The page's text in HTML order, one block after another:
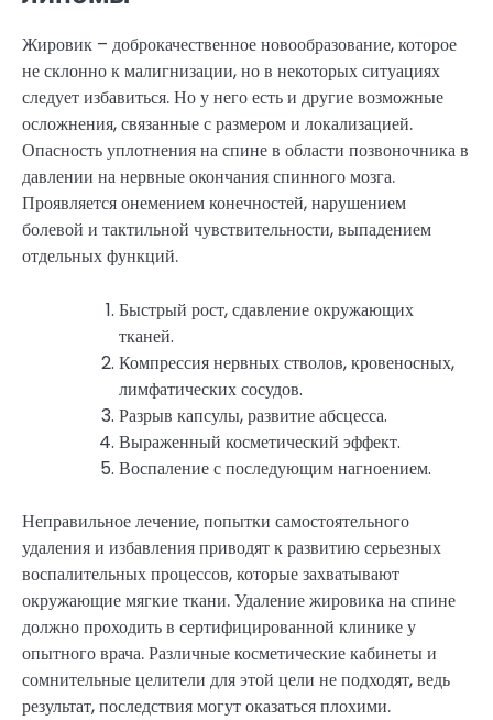
Жировик – доброкачественное новообразование, которое
не склонно к малигнизации, но в некоторых ситуациях
следует избавиться. Но у него есть и другие возможные
осложнения, связанные с размером и локализацией.
Опасность уплотнения на спине в области позвоночника в
давлении на нервные окончания спинного мозга.
Проявляется онемением конечностей, нарушением
болевой и тактильной чувствительности, выпадением
отдельных функций.
Быстрый рост, сдавление окружающих
тканей.
Компрессия нервных стволов, кровеносных,
лимфатических сосудов.
Разрыв капсулы, развитие абсцесса.
Выраженный косметический эффект.
Воспаление с последующим нагноением.
Неправильное лечение, попытки самостоятельного
удаления и избавления приводят к развитию серьезных
воспалительных процессов, которые захватывают
окружающие мягкие ткани. Удаление жировика на спине
должно проходить в сертифицированной клинике у
опытного врача. Различные косметические кабинеты и
сомнительные целители для этой цели не подходят, ведь
результат, последствия могут оказаться плохими.